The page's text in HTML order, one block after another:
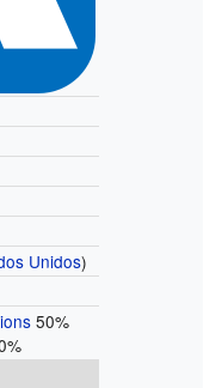
Unidos)
50%